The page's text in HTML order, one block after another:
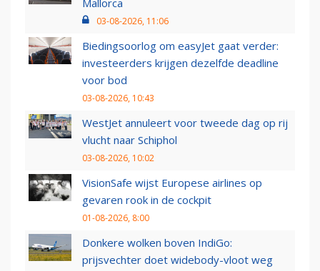
Mallorca
03-08-2026, 11:06
Biedingsoorlog om easyJet gaat verder:
investeerders krijgen dezelfde deadline
voor bod
03-08-2026, 10:43
WestJet annuleert voor tweede dag op rij
vlucht naar Schiphol
03-08-2026, 10:02
VisionSafe wijst Europese airlines op
gevaren rook in de cockpit
01-08-2026, 8:00
Donkere wolken boven IndiGo:
prijsvechter doet widebody-vloot weg